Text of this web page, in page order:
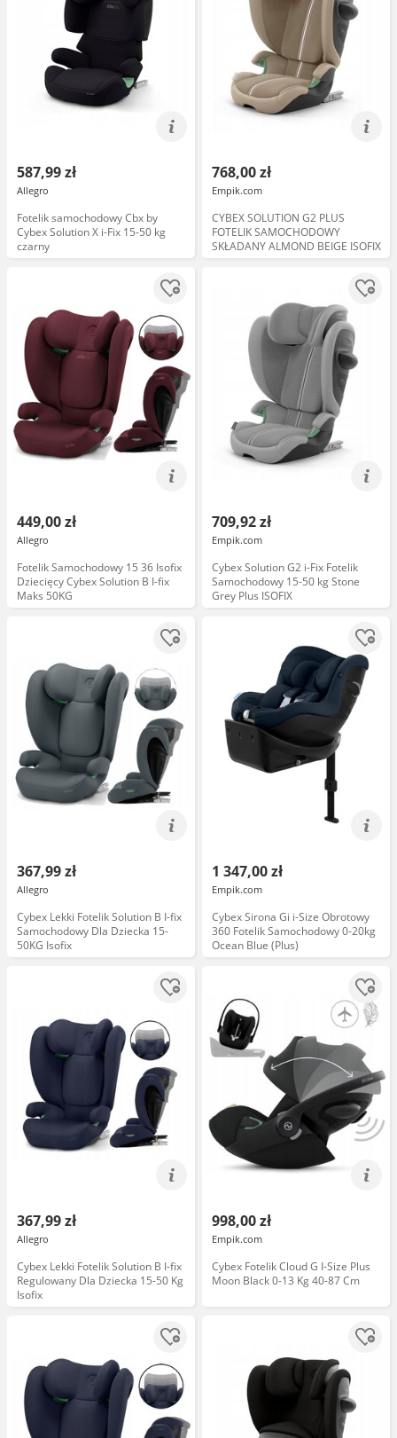
587,99 zł
Allegro
Fotelik samochodowy Cbx by
Cybex Solution X i-Fix 15-50 kg
czarny
768,00 zł
Empik.com
CYBEX SOLUTION G2 PLUS
FOTELIK SAMOCHODOWY
SKŁADANY ALMOND BEIGE ISOFIX
449,00 zł
Allegro
Fotelik Samochodowy 15 36 Isofix
Dziecięcy Cybex Solution B I-fix
Maks 50KG
709,92 zł
Empik.com
Cybex Solution G2 i-Fix Fotelik
Samochodowy 15-50 kg Stone
Grey Plus ISOFIX
367,99 zł
Allegro
Cybex Lekki Fotelik Solution B I-fix
Samochodowy Dla Dziecka 15-
50KG Isofix
1 347,00 zł
Empik.com
Cybex Sirona Gi i-Size Obrotowy
360 Fotelik Samochodowy 0-20kg
Ocean Blue (Plus)
367,99 zł
Allegro
Cybex Lekki Fotelik Solution B I-fix
Regulowany Dla Dziecka 15-50 Kg
Isofix
998,00 zł
Empik.com
Cybex Fotelik Cloud G I-Size Plus
Moon Black 0-13 Kg 40-87 Cm